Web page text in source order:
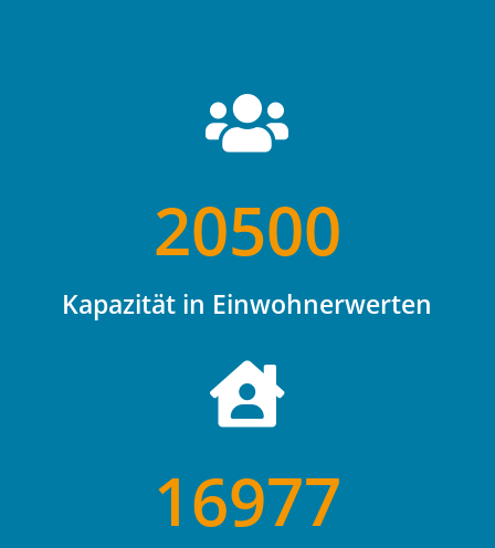

20500
Kapazität in Einwohnerwerten

16977